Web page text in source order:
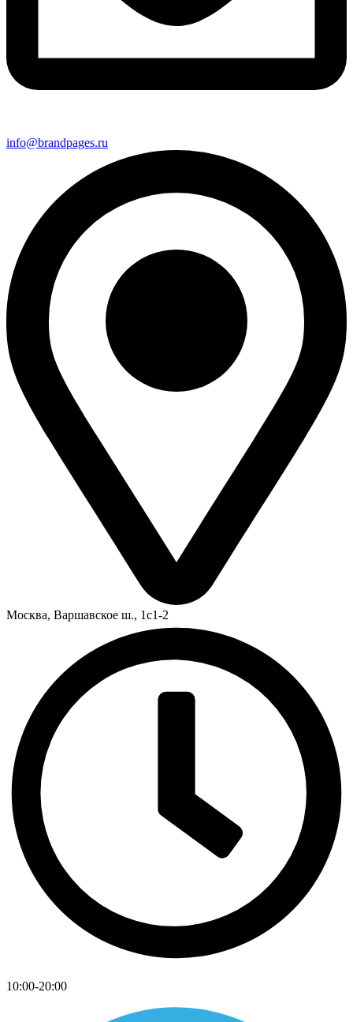
info@brandpages.ru
Москва, Варшавское ш., 1с1-2
10:00-20:00